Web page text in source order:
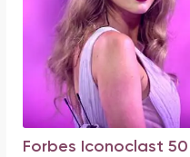
Forbes Iconoclast 50